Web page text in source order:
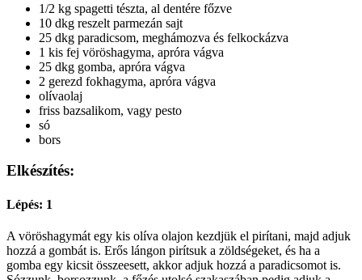
1/2 kg spagetti tészta, al dentére főzve
10 dkg reszelt parmezán sajt
25 dkg paradicsom, meghámozva és felkockázva
1 kis fej vöröshagyma, apróra vágva
25 dkg gomba, apróra vágva
2 gerezd fokhagyma, apróra vágva
olívaolaj
friss bazsalikom, vagy pesto
só
bors
Elkészítés:
Lépés: 1
A vöröshagymát egy kis olíva olajon kezdjük el pirítani, majd adjuk
hozzá a gombát is. Erős lángon pirítsuk a zöldségeket, és ha a
gomba egy kicsit összeesett, akkor adjuk hozzá a paradicsomot is.